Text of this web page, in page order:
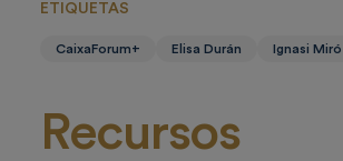
ETIQUETAS
CaixaForum+ Elisa Durán Ignasi Miró
Recursos